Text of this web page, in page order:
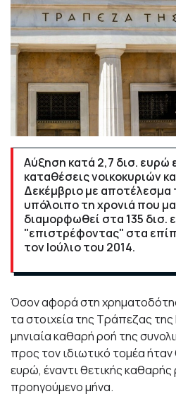
Αύξηση κατά 2,7 δισ. ευρώ
καταθέσεις νοικοκυριών
Δεκέμβριο με αποτέλεσμα
υπόλοιπο τη χρονιά που
διαμορφωθεί στα 135 δισ.
"επιστρέφοντας" στα
τον Ιούλιο του 2014.
Όσον αφορά στη
τα στοιχεία της Τράπεζας της
μηνιαία καθαρή ροή της
προς τον ιδιωτικό τομέα ήταν
ευρώ, έναντι θετικής
προηγούμενο μήνα.